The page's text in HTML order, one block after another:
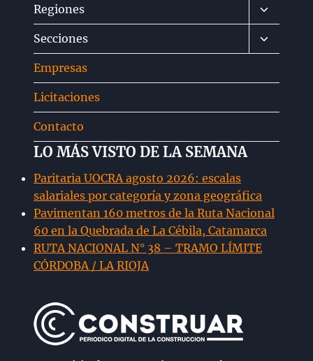
Regiones
Alternar
menú
hijo
Secciones
Alternar
menú
Empresas
Licitaciones
Contacto
LO MÁS VISTO DE LA SEMANA
Paritaria UOCRA agosto 2026: escalas
salariales por categoría y zona geográfica
Pavimentan 160 metros de la Ruta Nacional
60 en la Quebrada de La Cébila, Catamarca
RUTA NACIONAL N° 38 – TRAMO LÍMITE
CÓRDOBA / LA RIOJA